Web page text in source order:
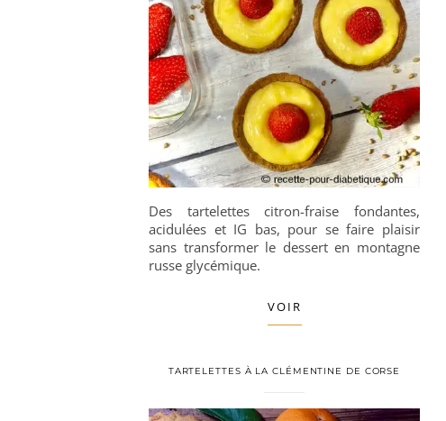
Des tartelettes citron-fraise fondantes,
acidulées et IG bas, pour se faire plaisir
sans transformer le dessert en montagne
russe glycémique.
VOIR
TARTELETTES À LA CLÉMENTINE DE CORSE